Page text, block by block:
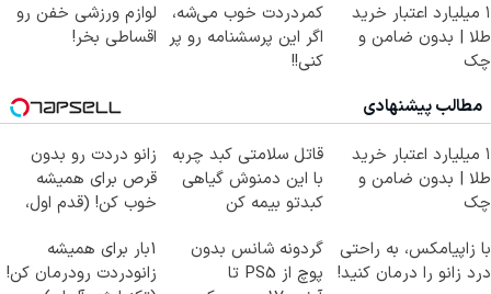
۱ میلیارد اعتبار خرید
طلا | بدون ضامن و
چک
کمردردت خوب می‌شه،
اگر این پرسشنامه رو پر
کنی!!
لوازم ورزشی خفن رو
اقساطی بخر!
مطالب پیشنهادی
۱ میلیارد اعتبار خرید
طلا | بدون ضامن و
چک
قاتل سلامتی کبد چربه
با این دمنوش گیاهی
کبدتو بیمه کن
زانو دردت رو بدون
قرص برای همیشه
خوب کن! (قدم اول،
با زاپیامکس، به راحتی
درد زانو را درمان کنید!
گردونه شانس بدون
پوچ از PS5 تا
1بار برای همیشه
زانودردت رودرمان کن!